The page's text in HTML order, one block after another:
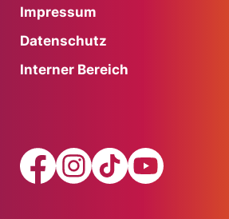
Impressum
Datenschutz
Interner Bereich